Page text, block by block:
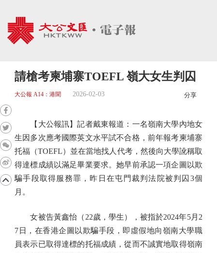
請槍考柬埔寨TOEFL 嶺大女生判囚
大公報 A14：港聞 2026-02-03 分享
【大公報訊】記者戴東報道：一名嶺南大學內地女
生因多次應考國際英文水平試不合格，前年報考柬埔寨
托福（TOEFL）並在當地找人代考，然後向大學訛稱取
得達標成績以滿足畢業要求。她早前承認一項企圖以欺
騙手段取得服務罪，昨日在屯門裁判法院被判囚3個
月。
女被告黃鑫怡（22歲，學生），被指於2024年5月2
7日，在香港企圖以欺騙手段，即虛假地向嶺南大學職
員表示已取得達標的托福成績，從而不誠實地取得嶺南